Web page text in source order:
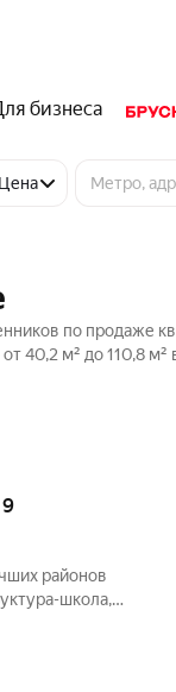
бизнеса
Цена
по продаже
м² до 110,8 м²
9
районов
школа,
аллея